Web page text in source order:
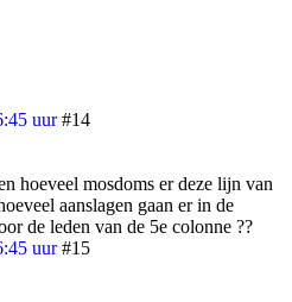
uur #14
hoeveel mosdoms er deze lijn van
aanslagen gaan er in de
de leden van de 5e colonne ??
uur #15